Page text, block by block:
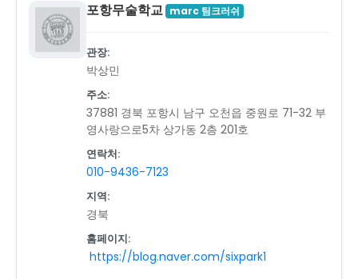
포항무술학교 marc 팀크러쉬
관장:
박상민
주소:
37881 경북 포항시 남구 오천읍 중원로 71-32 부
영사랑으로5차 상가동 2층 201호
연락처:
010-9436-7123
지역:
경북
홈페이지:
https://blog.naver.com/sixpark1